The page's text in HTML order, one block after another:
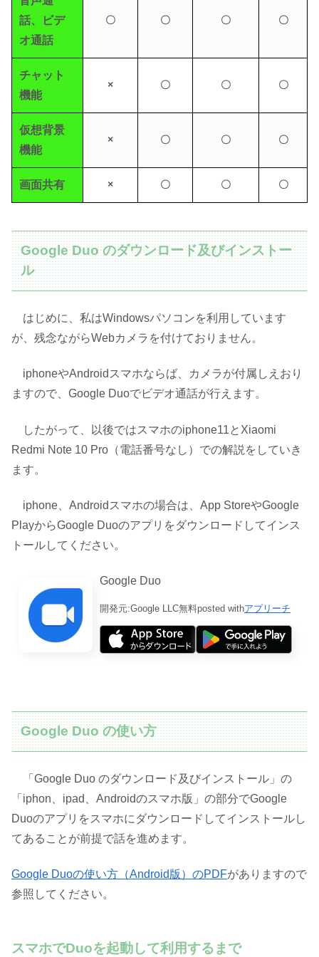
話、ビデ
オ通話
〇 〇 〇 〇
チャット
機能
× 〇 〇 〇
仮想背景
機能
× 〇 〇 〇
画面共有 × 〇 〇 〇
Google Duo のダウンロード及びインストー
ル
はじめに、私はWindowsパソコンを利用しています
が、残念ながらWebカメラを付けておりません。
iphoneやAndroidスマホならば、カメラが付属しえおり
ますので、Google Duoでビデオ通話が行えます。
したがって、以後ではスマホのiphone11とXiaomi
Redmi Note 10 Pro（電話番号なし）での解説をしていき
ます。
iphone、Androidスマホの場合は、App StoreやGoogle
PlayからGoogle Duoのアプリをダウンロードしてインス
トールしてください。
Google Duo
開発元:Google LLC無料posted withアプリーチ
Google Duo の使い方
「Google Duo のダウンロード及びインストール」の
「iphon、ipad、Androidのスマホ版」の部分でGoogle
Duoのアプリをスマホにダウンロードしてインストールし
てあることが前提で話を進めます。
Google Duoの使い方（Android版）のPDFがありますので
参照してください。
スマホでDuoを起動して利用するまで